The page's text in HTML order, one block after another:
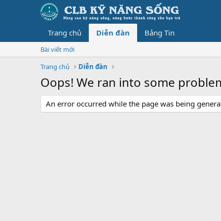
Trang chủ Diễn đàn Bảng Tin
Bài viết mới
Trang chủ
Diễn đàn
Oops! We ran into some
An error occurred while the page was being